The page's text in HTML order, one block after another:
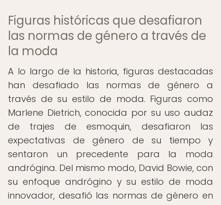
Figuras históricas que desafiaron
las normas de género a través de
la moda
A lo largo de la historia, figuras destacadas
han desafiado las normas de género a
través de su estilo de moda. Figuras como
Marlene Dietrich, conocida por su uso audaz
de trajes de esmoquin, desafiaron las
expectativas de género de su tiempo y
sentaron un precedente para la moda
andrógina. Del mismo modo, David Bowie, con
su enfoque andrógino y su estilo de moda
innovador, desafió las normas de género en